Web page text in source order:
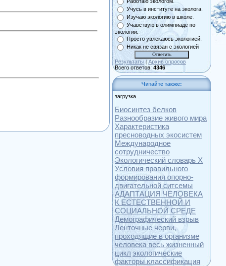
Учусь в институте на эколога.
Изучаю экологию в школе.
Учавствую в олимпиаде по
экологии.
Просто увлекаюсь экологией.
Никак не связан с экологией
Результаты | Архив опросов
Всего ответов: 4346
Читайте также:
загрузка...
Биосинтез белков
Разнообразие живого мира
Характеристика
пресноводных экосистем
Международное
сотрудничество
Экологический словарь Х
Условия правильного
формирования опорно-
двигательной ситсемы
АДАПТАЦИЯ ЧЕЛОВЕКА
К ЕСТЕСТВЕННОЙ И
СОЦИАЛЬНОЙ СРЕДЕ
Демографический взрыв
Ленточные черви,
проходящие в организме
человека весь жизненный
цикл экологические
факторы классификация